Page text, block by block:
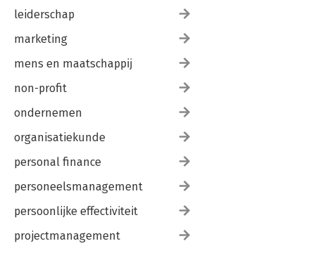
leiderschap
marketing
mens en maatschappij
non-profit
ondernemen
organisatiekunde
personal finance
personeelsmanagement
persoonlijke effectiviteit
projectmanagement